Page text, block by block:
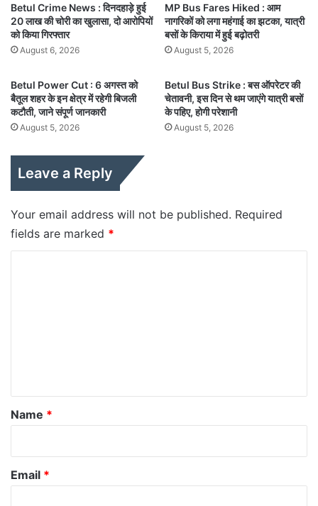
Betul Crime News : दिनदहाड़े हुई
20 लाख की चोरी का खुलासा, दो आरोपियों
को किया गिरफ्तार
August 6, 2026
MP Bus Fares Hiked : आम
नागरिकों को लगा महंगाई का झटका, यात्री
बसों के किराया में हुई बढ़ोतरी
August 5, 2026
Betul Power Cut : 6 अगस्त को
बैतूल शहर के इन क्षेत्र में रहेगी बिजली
कटौती, जाने संपूर्ण जानकारी
August 5, 2026
Betul Bus Strike : बस ऑपरेटर की
चेतावनी, इस दिन से थम जाएंगे यात्री बसों
के पहिए, होगी परेशानी
August 5, 2026
Leave a Reply
Your email address will not be published. Required
fields are marked *
*
Name *
Email *